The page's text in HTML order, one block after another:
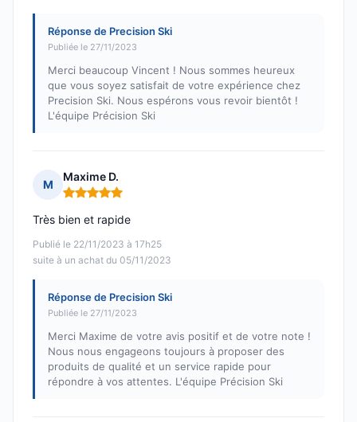
Réponse de Precision Ski
Publiée le 27/11/2023
Merci beaucoup Vincent ! Nous sommes heureux
que vous soyez satisfait de votre expérience chez
Precision Ski. Nous espérons vous revoir bientôt !
L'équipe Précision Ski
M
Maxime D.
Note : 5 sur 5
Publié le 22/11/2023 à 17h25
suite à un achat du 05/11/2023
Très bien et rapide
Réponse de Precision Ski
Publiée le 27/11/2023
Merci Maxime de votre avis positif et de votre note !
Nous nous engageons toujours à proposer des
produits de qualité et un service rapide pour
répondre à vos attentes. L'équipe Précision Ski